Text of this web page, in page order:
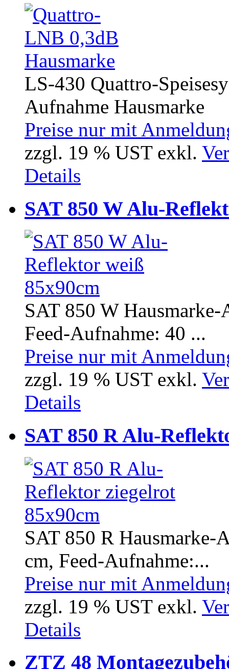
LS-430 Quattro-
Aufnahme Hausmarke
Preise nur mit
zzgl. 19 % UST exkl.
Details
SAT 850 W Alu-
SAT 850 W
Feed-Aufnahme: 40 ...
Preise nur mit
zzgl. 19 % UST exkl.
Details
SAT 850 R Alu-
SAT 850 R
cm, Feed-Aufnahme:...
Preise nur mit
zzgl. 19 % UST exkl.
Details
ZTZ 48